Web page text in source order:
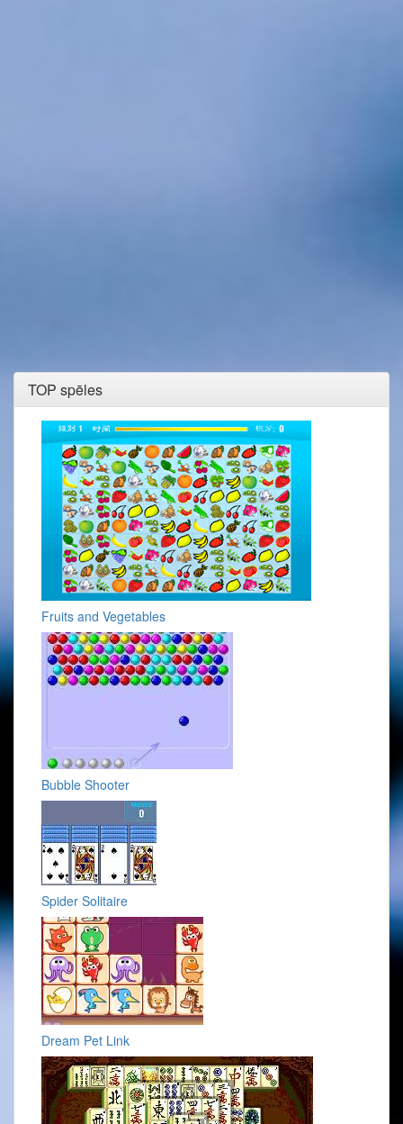
TOP spēles
Fruits and Vegetables
Bubble Shooter
Spider Solitaire
Dream Pet Link